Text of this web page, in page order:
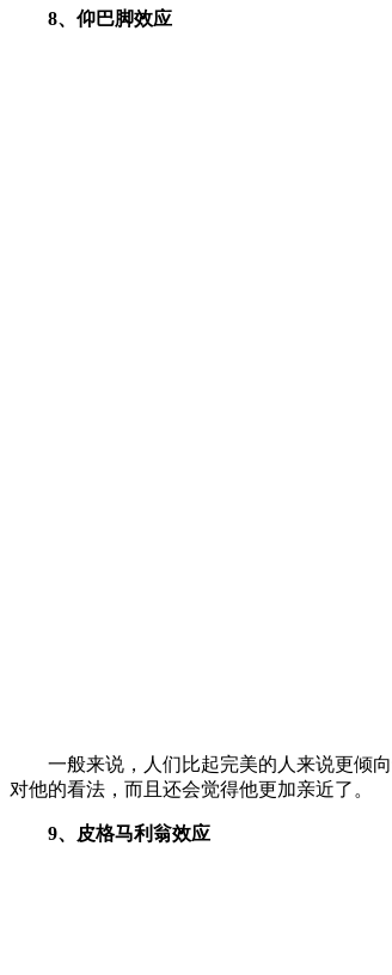
8、仰巴脚效应
一般来说，人们比起完美的人来说更倾向
对他的看法，而且还会觉得他更加亲近了。
9、皮格马利翁效应